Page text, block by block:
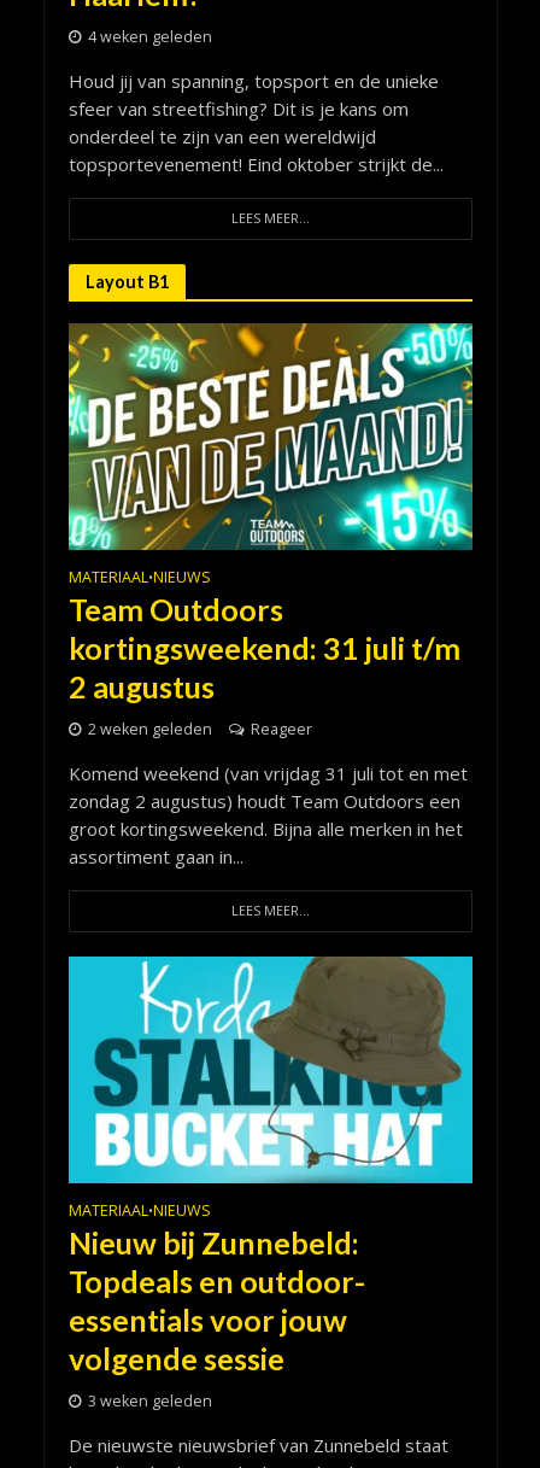
4 weken geleden
Houd jij van spanning, topsport en de unieke
sfeer van streetfishing? Dit is je kans om
onderdeel te zijn van een wereldwijd
topsportevenement! Eind oktober strijkt de...
LEES MEER...
Layout B1
MATERIAAL•NIEUWS
Team Outdoors
kortingsweekend: 31 juli t/m
2 augustus
2 weken geleden Reageer
Komend weekend (van vrijdag 31 juli tot en met
zondag 2 augustus) houdt Team Outdoors een
groot kortingsweekend. Bijna alle merken in het
assortiment gaan in...
LEES MEER...
MATERIAAL•NIEUWS
Nieuw bij Zunnebeld:
Topdeals en outdoor-
essentials voor jouw
volgende sessie
3 weken geleden
De nieuwste nieuwsbrief van Zunnebeld staat